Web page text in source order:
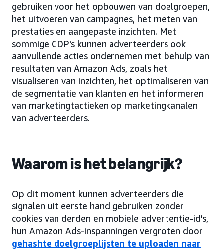
gebruiken voor het opbouwen van doelgroepen,
het uitvoeren van campagnes, het meten van
prestaties en aangepaste inzichten. Met
sommige CDP's kunnen adverteerders ook
aanvullende acties ondernemen met behulp van
resultaten van Amazon Ads, zoals het
visualiseren van inzichten, het optimaliseren van
de segmentatie van klanten en het informeren
van marketingtactieken op marketingkanalen
van adverteerders.
Waarom is het belangrijk?
Op dit moment kunnen adverteerders die
signalen uit eerste hand gebruiken zonder
cookies van derden en mobiele advertentie-id's,
hun Amazon Ads-inspanningen vergroten door
gehashte doelgroeplijsten te uploaden naar